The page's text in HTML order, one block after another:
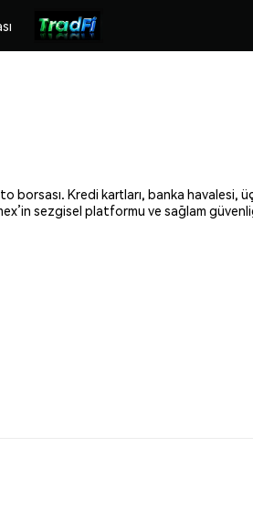
borsası. Kredi kartları, banka havalesi,
sezgisel platformu ve sağlam